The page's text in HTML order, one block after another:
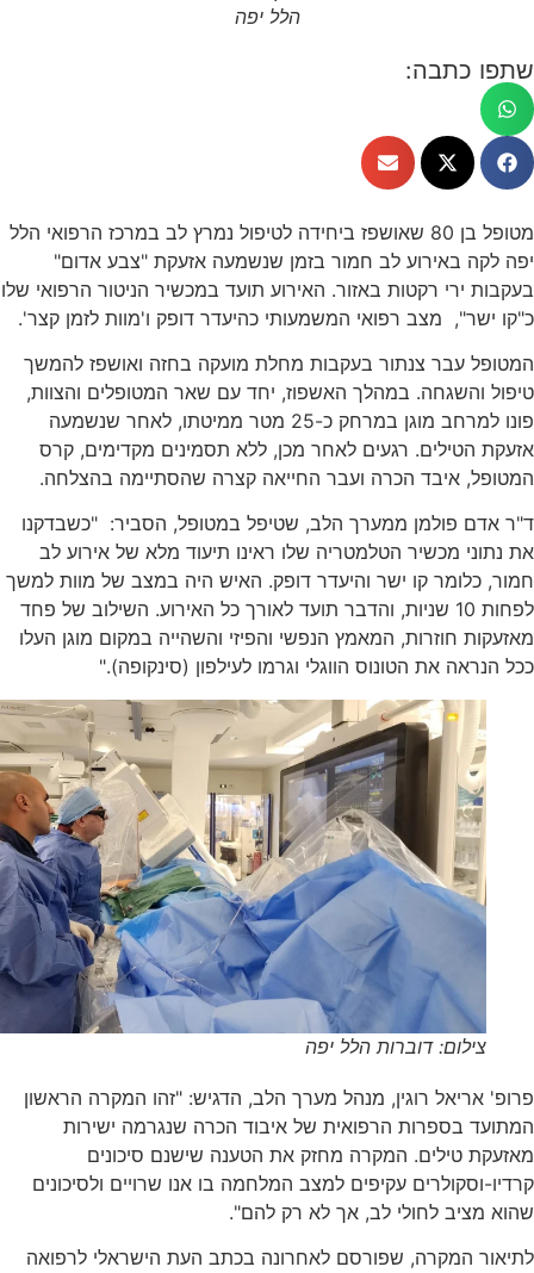
הלל יפה
כתבה:
מטופל בן 80 שאושפז ביחידה לטיפול נמרץ לב במרכז הרפואי הלל
באירוע לב חמור בזמן שנשמעה אזעקת "צבע אדום"
ירי רקטות באזור. האירוע תועד במכשיר הניטור הרפואי שלו
מצב רפואי המשמעותי כהיעדר דופק ו'מוות לזמן קצר'.
עבר צנתור בעקבות מחלת מועקה בחזה ואושפז להמשך
והשגחה. במהלך האשפוז, יחד עם שאר המטופלים והצוות,
פונו למרחב מוגן במרחק כ-25 מטר ממיטתו, לאחר שנשמעה
הטילים. רגעים לאחר מכן, ללא תסמינים מקדימים, קרס
איבד הכרה ועבר החייאה קצרה שהסתיימה בהצלחה.
פולמן ממערך הלב, שטיפל במטופל, הסביר: "כשבדקנו
מכשיר הטלמטריה שלו ראינו תיעוד מלא של אירוע לב
קו ישר והיעדר דופק. האיש היה במצב של מוות למשך
לפחות 10 שניות, והדבר תועד לאורך כל האירוע. השילוב של פחד
חוזרות, המאמץ הנפשי והפיזי והשהייה במקום מוגן העלו
את הטונוס הווגלי וגרמו לעילפון (סינקופה)."
צילום: דוברות הלל יפה
רוגין, מנהל מערך הלב, הדגיש: "זהו המקרה הראשון
בספרות הרפואית של איבוד הכרה שנגרמה ישירות
טילים. המקרה מחזק את הטענה שישנם סיכונים
וסקולרים עקיפים למצב המלחמה בו אנו שרויים ולסיכונים
לחולי לב, אך לא רק להם".
המקרה, שפורסם לאחרונה בכתב העת הישראלי לרפואה